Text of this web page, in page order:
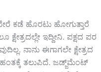
ಕಡೆ ಹೊರಟು ಹೋಗುತ್ತಾರೆ
ಇದ್ದೀನಿ. ಪಕ್ಷದ ಪರ
ನಾನು ಈಗಾಗಲೇ ಕ್ಷೇತ್ರದ
ತಲುಪಿದೆ. ಜಡ್ಜ್‌ಮೆಂಟ್